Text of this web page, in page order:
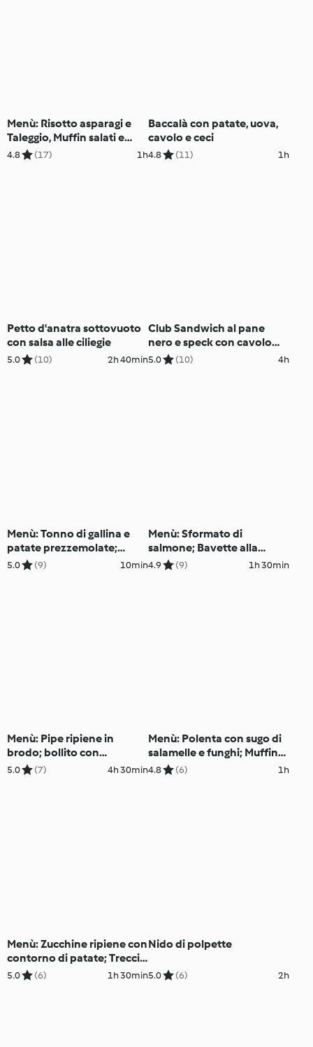
Menù: Risotto asparagi e
Taleggio, Muffin salati e
Crema pasquale (Pasqua)
4.8 (17) 1h
Baccalà con patate, uova,
cavolo e ceci
4.8 (11) 1h
Petto d'anatra sottovuoto
con salsa alle ciliegie
5.0 (10) 2h 40min
Club Sandwich al pane
nero e speck con cavolo
stufato
5.0 (10) 4h
Menù: Tonno di gallina e
patate prezzemolate;
Bonet
5.0 (9) 10min
Menù: Sformato di
salmone; Bavette alla
crema di piselli e pancetta;
4.9 (9) 1h 30min
Menù: Pipe ripiene in
brodo; bollito con
giardiniera (Bimby Friend)
5.0 (7) 4h 30min
Menù: Polenta con sugo di
salamelle e funghi; Muffin
all'arancia e nocciole
4.8 (6) 1h
Menù: Zucchine ripiene con
contorno di patate; Treccia
multicerali; Gelo d’uva
5.0 (6) 1h 30min
Nido di polpette
5.0 (6) 2h